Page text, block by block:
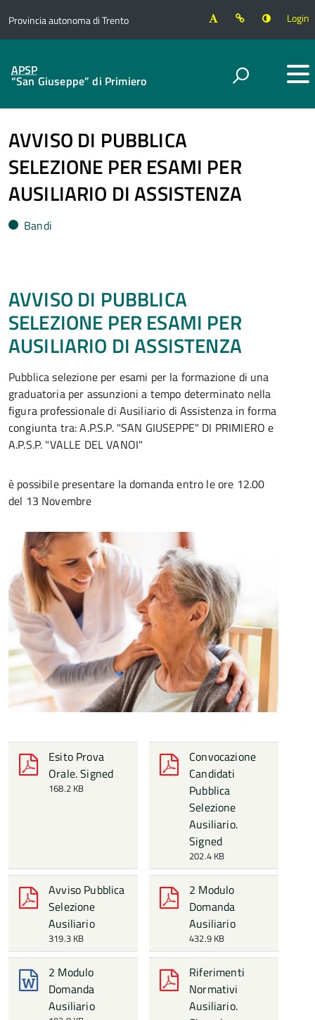
Provincia autonoma di Trento Login
APSP
“San Giuseppe” di Primiero
AVVISO DI PUBBLICA
SELEZIONE PER ESAMI PER
AUSILIARIO DI ASSISTENZA
Bandi
AVVISO DI PUBBLICA
SELEZIONE PER ESAMI PER
AUSILIARIO DI ASSISTENZA
Pubblica selezione per esami per la formazione di una
graduatoria per assunzioni a tempo determinato nella
figura professionale di Ausiliario di Assistenza in forma
congiunta tra: A.P.S.P. "SAN GIUSEPPE" DI PRIMIERO e
A.P.S.P. "VALLE DEL VANOI"
è possibile presentare la domanda entro le ore 12.00
del 13 Novembre
Esito Prova
Orale. Signed
168.2 KB
Convocazione
Candidati
Pubblica
Selezione
Ausiliario.
Signed
202.4 KB
Avviso Pubblica
Selezione
Ausiliario
319.3 KB
2 Modulo
Domanda
Ausiliario
432.9 KB
2 Modulo
Domanda
Ausiliario
Riferimenti
Normativi
Ausiliario.